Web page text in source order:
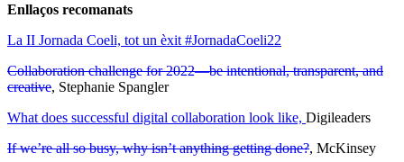
Enllaços recomanats
La II Jornada Coeli, tot un èxit #JornadaCoeli22
Collaboration challenge for 2022—be intentional, transparent, and
creative, Stephanie Spangler
What does successful digital collaboration look like, Digileaders
If we’re all so busy, why isn’t anything getting done?, McKinsey